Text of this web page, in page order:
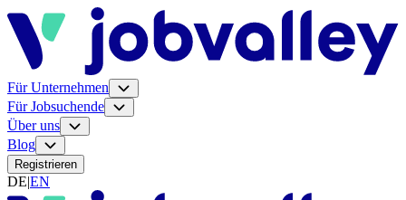
Für Unternehmen
Für Jobsuchende
Über uns
Blog
Registrieren
DE|EN